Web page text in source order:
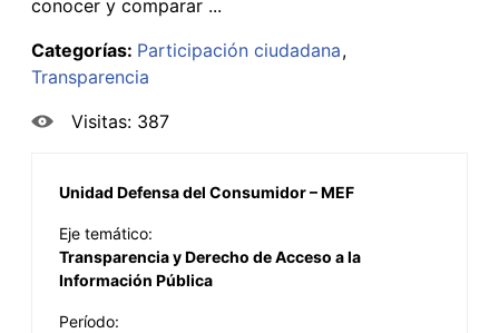
conocer y comparar ...
Categorías: Participación ciudadana
Transparencia
Visitas: 387
Unidad Defensa del Consumidor – MEF
Eje temático:
Transparencia y Derecho de Acceso a la
Información Pública
Período: